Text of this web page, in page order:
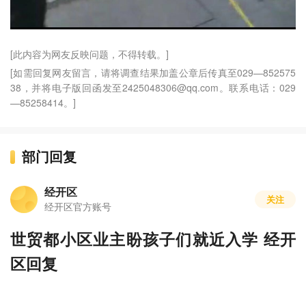
[此内容为网友反映问题，不得转载。]
[如需回复网友留言，请将调查结果加盖公章后传真至029—852575
38，并将电子版回函发至2425048306@qq.com。联系电话：029
—85258414。]
部门回复
经开区
经开区官方账号
关注
世贸都小区业主盼孩子们就近入学 经开
区回复